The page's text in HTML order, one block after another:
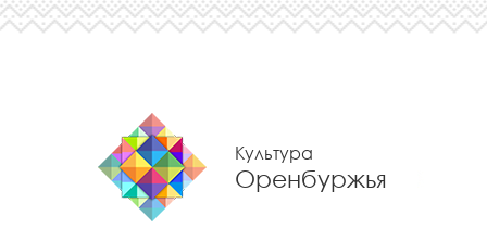
Культура
Оренбуржья